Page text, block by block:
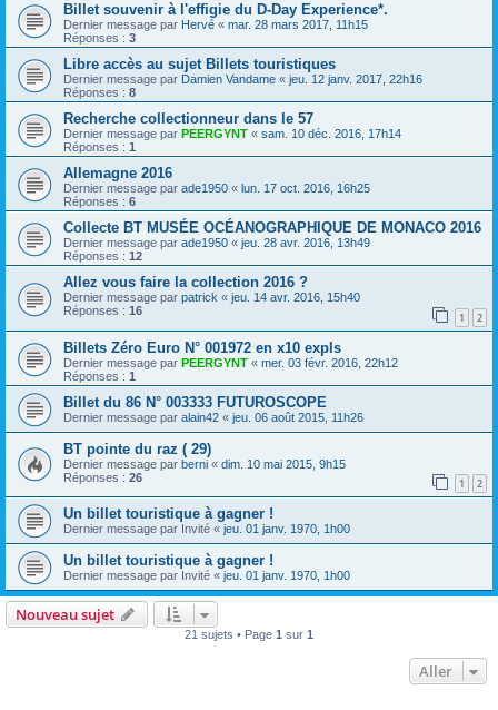
Billet souvenir à l'effigie du D-Day Experience*.
Dernier message par Hervé « mar. 28 mars 2017, 11h15
Réponses : 3
Libre accès au sujet Billets touristiques
Dernier message par Damien Vandame « jeu. 12 janv. 2017, 22h16
Réponses : 8
Recherche collectionneur dans le 57
Dernier message par PEERGYNT « sam. 10 déc. 2016, 17h14
Réponses : 1
Allemagne 2016
Dernier message par ade1950 « lun. 17 oct. 2016, 16h25
Réponses : 6
Collecte BT MUSÉE OCÉANOGRAPHIQUE DE MONACO 2016
Dernier message par ade1950 « jeu. 28 avr. 2016, 13h49
Réponses : 12
Allez vous faire la collection 2016 ?
Dernier message par patrick « jeu. 14 avr. 2016, 15h40
Réponses : 16 1 2
Billets Zéro Euro N° 001972 en x10 expls
Dernier message par PEERGYNT « mer. 03 févr. 2016, 22h12
Réponses : 1
Billet du 86 N° 003333 FUTUROSCOPE
Dernier message par alain42 « jeu. 06 août 2015, 11h26
BT pointe du raz ( 29)
Dernier message par berni « dim. 10 mai 2015, 9h15
Réponses : 26 1 2
Un billet touristique à gagner !
Dernier message par Invité « jeu. 01 janv. 1970, 1h00
Un billet touristique à gagner !
Dernier message par Invité « jeu. 01 janv. 1970, 1h00
Nouveau sujet
21 sujets • Page 1 sur 1
Aller